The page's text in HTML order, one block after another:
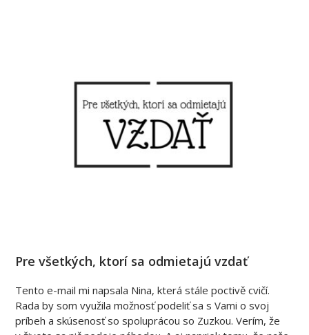
Pre všetkých, ktorí sa odmietajú vzdať
Tento e-mail mi napsala Nina, která stále poctivě cvičí.
Rada by som využila možnosť podeliť sa s Vami o svoj
príbeh a skúsenosť so spoluprácou so Zuzkou. Verím, že